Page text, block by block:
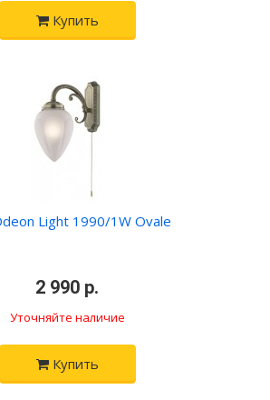
Купить
Light 1990/1W Ovale
2 990 р.
Уточняйте наличие
Купить